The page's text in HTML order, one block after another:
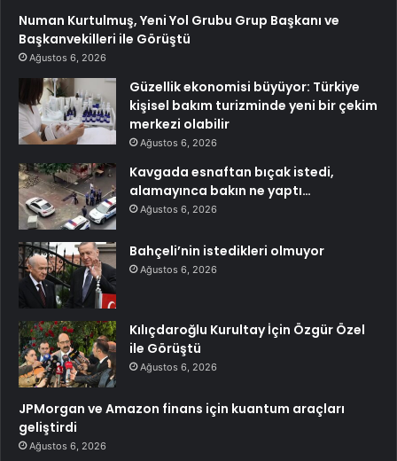
Numan Kurtulmuş, Yeni Yol Grubu Grup Başkanı ve
Başkanvekilleri ile Görüştü
Ağustos 6, 2026
Güzellik ekonomisi büyüyor: Türkiye
kişisel bakım turizminde yeni bir çekim
merkezi olabilir
Ağustos 6, 2026
Kavgada esnaftan bıçak istedi,
alamayınca bakın ne yaptı…
Ağustos 6, 2026
Bahçeli’nin istedikleri olmuyor
Ağustos 6, 2026
Kılıçdaroğlu Kurultay İçin Özgür Özel
ile Görüştü
Ağustos 6, 2026
JPMorgan ve Amazon finans için kuantum araçları
geliştirdi
Ağustos 6, 2026